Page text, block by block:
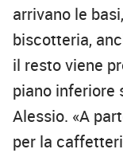
arrivano le
biscotteria,
il resto viene
piano inferiore
Alessio. «A
per la